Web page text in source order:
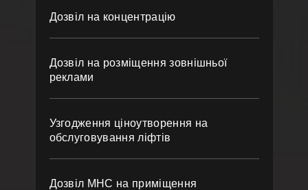
Дозвіл на концентрацію
Дозвіл на розміщення зовнішньої
реклами
Узгодження ціноутворення на
обслуговування ліфтів
Дозвіл МНС на приміщення